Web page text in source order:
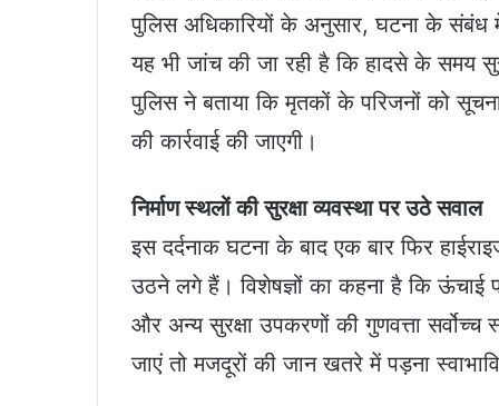
पुलिस अधिकारियों के अनुसार, घटना के संबंध
यह भी जांच की जा रही है कि हादसे के समय
पुलिस ने बताया कि मृतकों के परिजनों को
की कार्रवाई की जाएगी।
निर्माण स्थलों की सुरक्षा व्यवस्था पर उठे सवाल
इस दर्दनाक घटना के बाद एक बार फिर
उठने लगे हैं। विशेषज्ञों का कहना है कि
और अन्य सुरक्षा उपकरणों की गुणवत्ता सर्वोच्च
जाएं तो मजदूरों की जान खतरे में पड़ना